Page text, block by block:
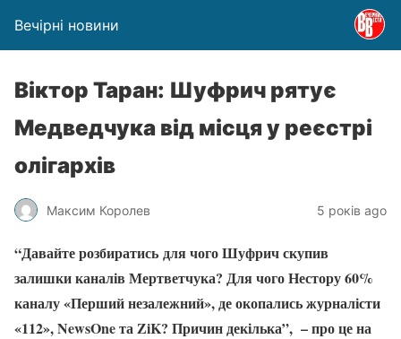
Вечірні новини
Віктор Таран: Шуфрич рятує
Медведчука від місця у реєстрі
олігархів
Максим Королев 5 років ago
“Давайте розбиратись для чого Шуфрич скупив
залишки каналів Мертветчука? Для чого Нестору 60%
каналу «Перший незалежний», де окопались журналісти
«112», NewsOne та ZiK? Причин декілька”, – про це на